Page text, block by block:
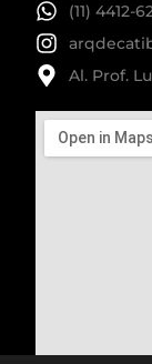
(11) 4412-
Al. Prof.